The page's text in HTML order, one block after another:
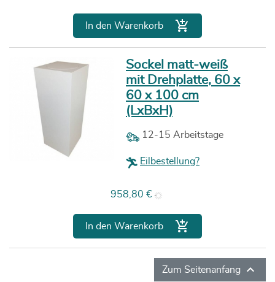
In den Warenkorb 
Sockel matt-weiß
mit Drehplatte, 60 x
60 x 100 cm
(LxBxH)
12-15 Arbeitstage
Eilbestellung?
Preis
958,80 €
In den Warenkorb 
Zum Seitenanfang 